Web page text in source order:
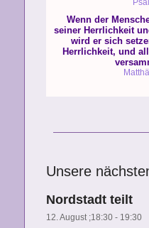
Unsere
Nordstadt teilt
12. August ;18:30- 19:30